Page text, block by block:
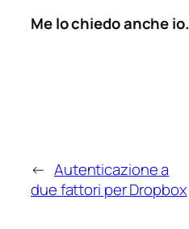
Me lo chiedo anche io.
← Autenticazione a
due fattori per Dropbox